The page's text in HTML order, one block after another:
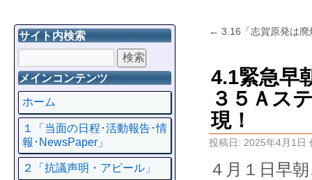
← 3.16「志賀原発は
4.1緊急早
３５Ａス
現！
投稿日: 2025年4月1日
４月１日早
サイト内検索
メインコンテンツ
ホーム
１「当面の日程･活動報告･情
報･NewsPaper」
２「抗議声明・アピール」